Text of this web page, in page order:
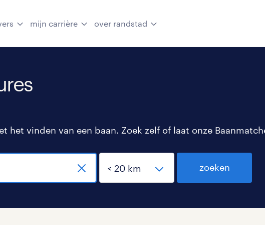
mijn carrière over randstad
het vinden van een baan. Zoek zelf of laat onze
zoeken